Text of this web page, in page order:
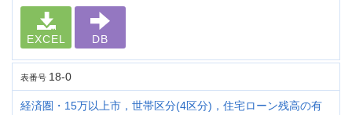
EXCEL DB
表番号 18-0
経済圏・15万以上市，世帯区分(4区分)，住宅ローン残高の有